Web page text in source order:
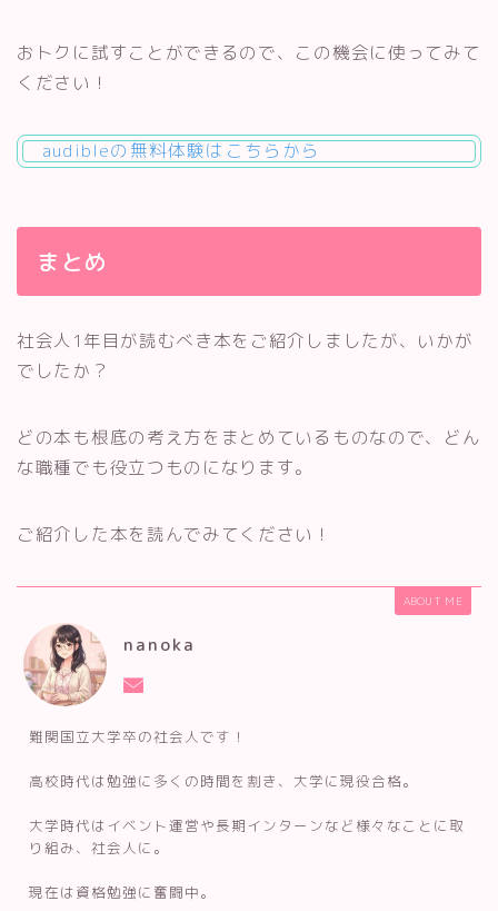
おトクに試すことができるので、この機会に使ってみて
ください！
audibleの無料体験はこちらから
まとめ
社会人1年目が読むべき本をご紹介しましたが、いかが
でしたか？
どの本も根底の考え方をまとめているものなので、どん
な職種でも役立つものになります。
ご紹介した本を読んでみてください！
ABOUT ME
nanoka
難関国立大学卒の社会人です！
高校時代は勉強に多くの時間を割き、大学に現役合格。
大学時代はイベント運営や長期インターンなど様々なことに取
り組み、社会人に。
現在は資格勉強に奮闘中。